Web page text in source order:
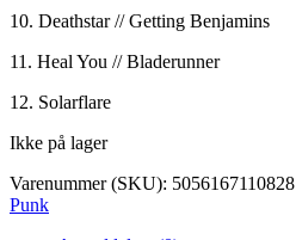
10. Deathstar // Getting Benjamins
11. Heal You // Bladerunner
12. Solarflare
Ikke på lager
Varenummer (SKU): 5056167110828
Punk